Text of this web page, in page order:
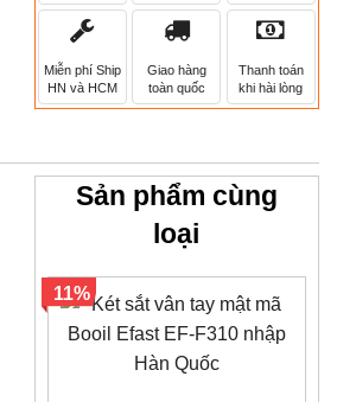
Miễn phí Ship
HN và HCM
Giao hàng
toàn quốc
Thanh toán
khi hài lòng
Sản phẩm cùng
loại
11%